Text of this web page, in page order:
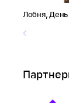
Лобня,